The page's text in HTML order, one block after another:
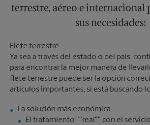
terrestre, aéreo e internacional
sus necesidades:
Flete terrestre
Ya sea a través del estado o del país,
para encontrar la mejor manera de
flete terrestre puede ser la opción
artículos importantes, si está buscando
El tratamiento ""real"" con el servicio